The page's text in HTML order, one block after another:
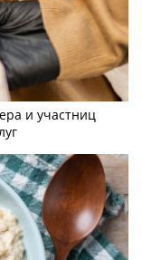
и участниц